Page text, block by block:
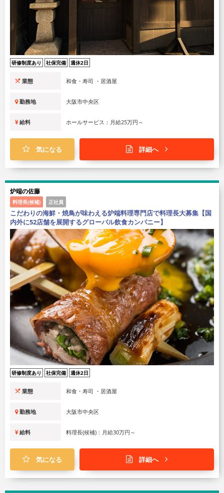
研修制度あり 社保完備 週休2日
業態 和食・寿司 ・居酒屋
勤務地 大阪市中央区
給料 ホールサービス：月給25万円～
気になる 詳細へ
炉端の佐藤
料理長(候補) 正社員
こだわりの海鮮・焼鳥が味わえる炉端料理専門店で料理長大募集【国
内外に52店舗を展開するグローバル飲食カンパニー】
研修制度あり 社保完備 週休2日
業態 和食・寿司 ・居酒屋
勤務地 大阪市中央区
給料 料理長(候補)：月給30万円～
気になる 詳細へ